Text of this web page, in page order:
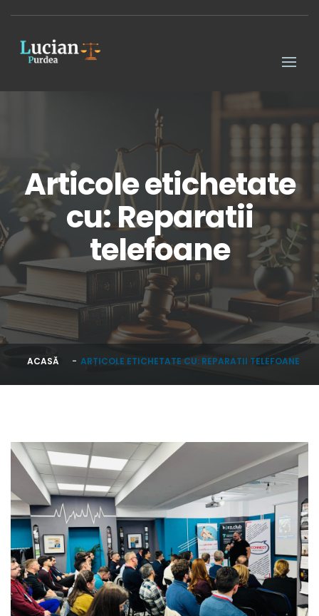
Articole etichetate
cu: Reparatii
telefoane
ACASĂ ARTICOLE ETICHETATE CU: REPARATII TELEFOANE